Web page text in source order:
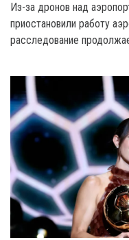
Из-за дронов над
приостановили работу
расследование